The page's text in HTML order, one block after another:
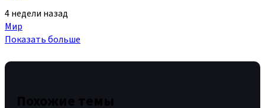
4 недели назад
Мир
Показать больше
Похожие темы